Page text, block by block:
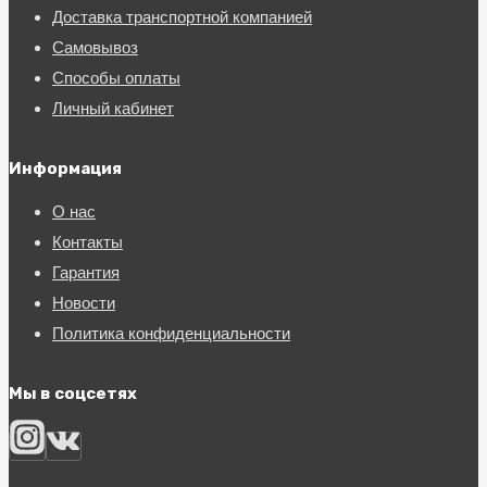
Доставка транспортной компанией
Самовывоз
Способы оплаты
Личный кабинет
Информация
О нас
Контакты
Гарантия
Новости
Политика конфиденциальности
Мы в соцсетях